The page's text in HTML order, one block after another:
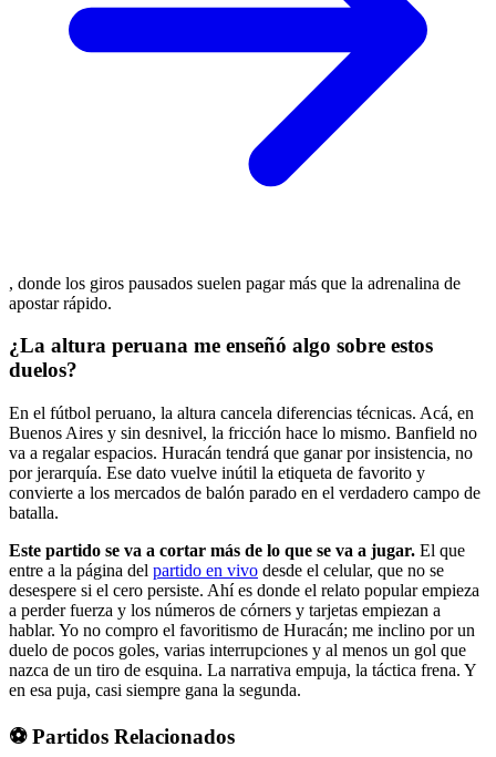
, donde los giros pausados suelen pagar más que la adrenalina de
apostar rápido.
¿La altura peruana me enseñó algo sobre estos
duelos?
En el fútbol peruano, la altura cancela diferencias técnicas. Acá, en
Buenos Aires y sin desnivel, la fricción hace lo mismo. Banfield no
va a regalar espacios. Huracán tendrá que ganar por insistencia, no
por jerarquía. Ese dato vuelve inútil la etiqueta de favorito y
convierte a los mercados de balón parado en el verdadero campo de
batalla.
Este partido se va a cortar más de lo que se va a jugar. El que
entre a la página del partido en vivo desde el celular, que no se
desespere si el cero persiste. Ahí es donde el relato popular empieza
a perder fuerza y los números de córners y tarjetas empiezan a
hablar. Yo no compro el favoritismo de Huracán; me inclino por un
duelo de pocos goles, varias interrupciones y al menos un gol que
nazca de un tiro de esquina. La narrativa empuja, la táctica frena. Y
en esa puja, casi siempre gana la segunda.
⚽ Partidos Relacionados